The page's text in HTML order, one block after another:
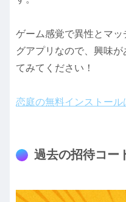
ゲーム感覚で異性とマ
グアプリなので、興味
てみてください！
恋庭の無料インストール
過去の招待コー